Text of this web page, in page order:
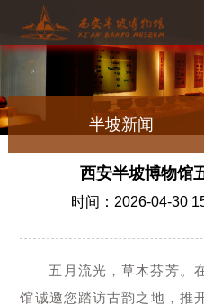
半坡新闻
西安半坡博物馆
时间：2026-04-30
五月流光，草木芬芳。
馆诚邀您踏访古韵之地，推